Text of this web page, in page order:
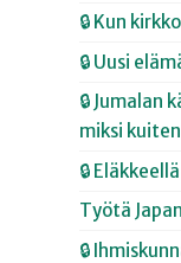
🔒 Kun
🔒 Uusi
🔒 Jumalan
miksi
🔒
Työtä
🔒